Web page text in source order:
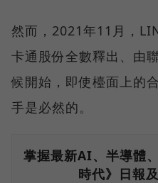
然而，2021年11月，
卡通股份全數釋出、由
候開始，即使檯面上的
手是必然的。
掌握最新AI、半導體
時代》日報